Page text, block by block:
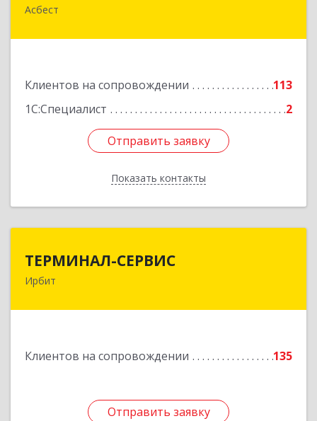
Асбест
Клиентов на сопровождении
113
1С:Специалист
2
Отправить заявку
Показать контакты
624272, Свердловская обл, Асбест г, имени В.И.
Отправить заявку
Назад
ТЕРМИНАЛ-СЕРВИС
Ирбит
Клиентов на сопровождении 135
Отправить заявку
Отправить заявку